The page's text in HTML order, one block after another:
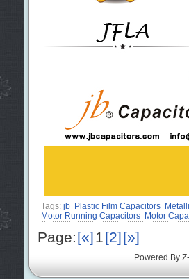
Tags: jb Plastic Film Capacitors
Motor Running Capacitors
Motor
Page:[«]1[2][»]
Powered By